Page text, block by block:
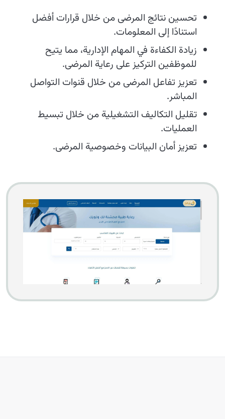
تحسين نتائج المرضى من خلال قرارات أفضل
استنادًا إلى المعلومات.
زيادة الكفاءة في المهام الإدارية، مما يتيح
للموظفين التركيز على رعاية المرضى.
تعزيز تفاعل المرضى من خلال قنوات التواصل
المباشر.
تقليل التكاليف التشغيلية من خلال تبسيط
العمليات.
تعزيز أمان البيانات وخصوصية المرضى.